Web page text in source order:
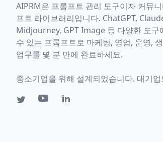
AIPRM은 프롬프트 관리 도구이자 커뮤
프트 라이브러리입니다. ChatGPT,
Midjourney, GPT Image 등 다양한 도구
수 있는 프롬프트로 마케팅, 영업, 운영,
업무를 몇 분 만에 완료하세요.
중소기업을 위해 설계되었습니다. 대기